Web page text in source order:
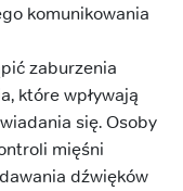
komunikowania
zaburzenia
które wpływają
się. Osoby
mięśni
dźwięków